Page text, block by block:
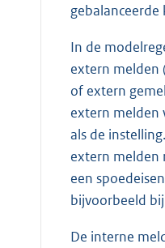
In de
extern melden
of extern
extern melden
als de
extern melden
een
bijvoorbeeld
De interne